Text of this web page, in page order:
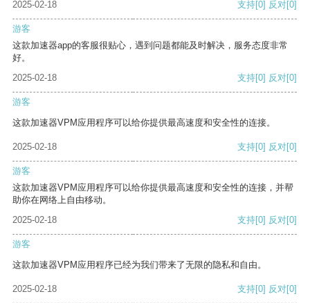
2025-02-18 支持[0] 反对[0]
游客
这款加速器app的客服很贴心，遇到问题都能及时解决，服务态度非常
好。
2025-02-18
支持[0] 反对[0]
游客
这款加速器VPM应用程序可以给你提供最高速度和安全性的连接。
2025-02-18 支持[0] 反对[0]
游客
这款加速器VPM应用程序可以给你提供最高速度和安全性的连接，并帮
助你在网络上自由移动。
2025-02-18
支持[0] 反对[0]
游客
这款加速器VPM应用程序已经为我们带来了无限的隐私和自由。
2025-02-18 支持[0] 反对[0]